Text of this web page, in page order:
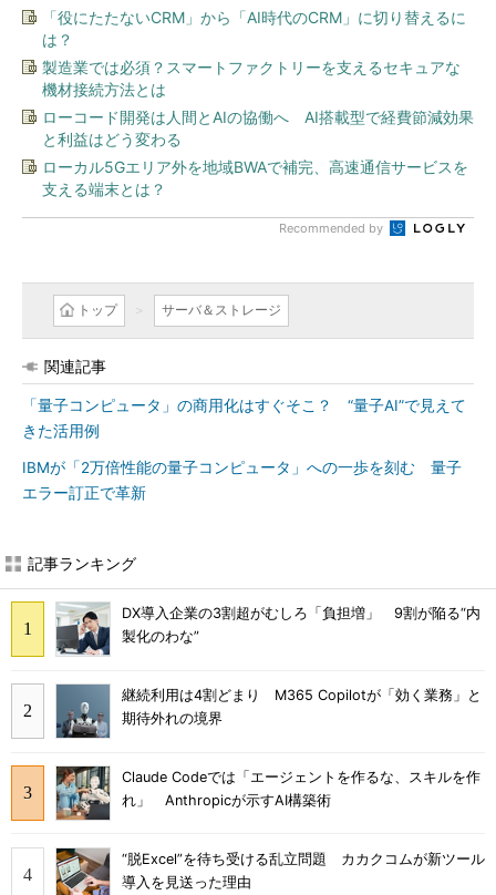
「役にたたないCRM」から「AI時代のCRM」に切り替えるに
は？
製造業では必須？スマートファクトリーを支えるセキュアな
機材接続方法とは
ローコード開発は人間とAIの協働へ AI搭載型で経費節減効果
と利益はどう変わる
ローカル5Gエリア外を地域BWAで補完、高速通信サービスを
支える端末とは？
Recommended by
トップ サーバ＆ストレージ
関連記事
「量子コンピュータ」の商用化はすぐそこ？ “量子AI”で見えて
きた活用例
IBMが「2万倍性能の量子コンピュータ」への一歩を刻む 量子
エラー訂正で革新
記事ランキング
DX導入企業の3割超がむしろ「負担増」 9割が陥る“内
製化のわな”
継続利用は4割どまり M365 Copilotが「効く業務」と
期待外れの境界
Claude Codeでは「エージェントを作るな、スキルを作
れ」 Anthropicが示すAI構築術
“脱Excel”を待ち受ける乱立問題 カカクコムが新ツール
導入を見送った理由